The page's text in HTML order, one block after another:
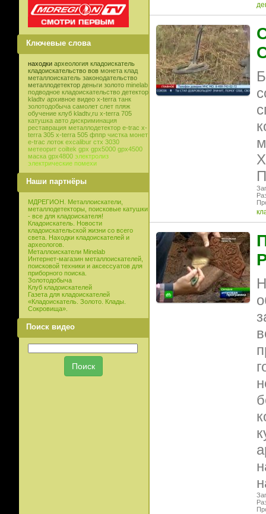
Ключевые слова
находки археология кладоискатель
кладоискательство вов монета клад
металлоискатель законодательство
металлодетектор деньги золото minelab
подводное кладоискательство детектор
kladtv архивное видео x-terra танк
золотодобыча самолет слет пляж
обучение клуб kladtv,ru x-terra 705
катушка авто дискриминация
реставрация металлодетектор e-trac x-
terra 305 x-terra 505 фппр чистка монет
e-trac лоток excalibur стх 3030
метеорит coiltek gpx gpx5000 gpx4500
маска gpx4800 электролиз
электрические помехи
Наши партнёры
МДРЕГИОН. Металлоискатели,
металлодетекторы, поисковые катушки
- все для кладоискателя!
Кладоискатель. Новости
кладоискательской жизни со всего
света. Находки кладоискателей и
археологов.
Металлоискатели Minelab
Интернет-магазин металлоискателей,
поисковой техники и аксессуатов для
приборного поиска.
Золотодобыча
Клуб кладоискателей
Газета для кладоискателей
«Кладоискатель. Золото. Клады.
Сокровища».
Поиск видео